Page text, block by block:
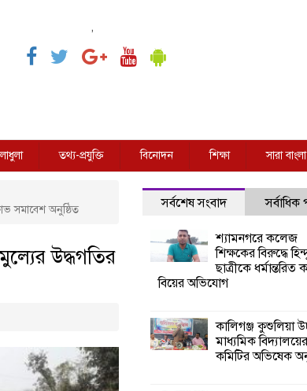
,
তথ্য-প্রযুক্তি বিনোদন শিক্ষা সারা বাংলা
সমাবেশ অনুষ্ঠিত
উদ্ধগতির
সর্বশেষ সংবাদ সর্বাধিক
শ্যামনগরে কলেজ
শিক্ষকের বিরুদ্ধে
ছাত্রীকে ধর্মান্তরিত
বিয়ের অভিযোগ
কালিগঞ্জ কুশুলিয়া
মাধ্যমিক বিদ্যালয়ের
কমিটির অভিষেক